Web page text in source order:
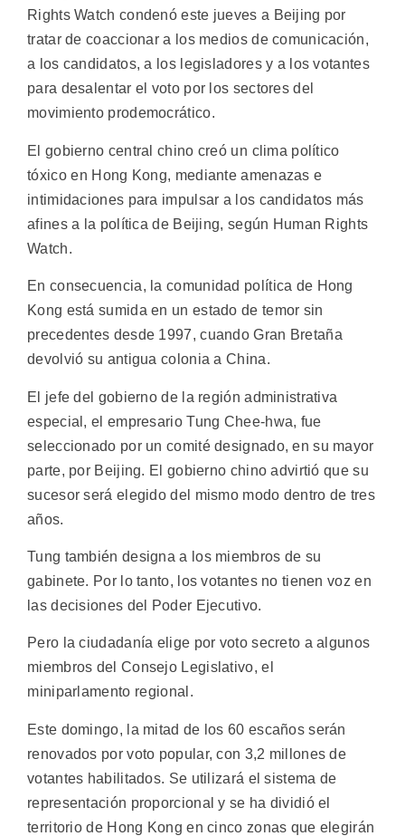
Rights Watch condenó este jueves a Beijing por
tratar de coaccionar a los medios de comunicación,
a los candidatos, a los legisladores y a los votantes
para desalentar el voto por los sectores del
movimiento prodemocrático.
El gobierno central chino creó un clima político
tóxico en Hong Kong, mediante amenazas e
intimidaciones para impulsar a los candidatos más
afines a la política de Beijing, según Human Rights
Watch.
En consecuencia, la comunidad política de Hong
Kong está sumida en un estado de temor sin
precedentes desde 1997, cuando Gran Bretaña
devolvió su antigua colonia a China.
El jefe del gobierno de la región administrativa
especial, el empresario Tung Chee-hwa, fue
seleccionado por un comité designado, en su mayor
parte, por Beijing. El gobierno chino advirtió que su
sucesor será elegido del mismo modo dentro de tres
años.
Tung también designa a los miembros de su
gabinete. Por lo tanto, los votantes no tienen voz en
las decisiones del Poder Ejecutivo.
Pero la ciudadanía elige por voto secreto a algunos
miembros del Consejo Legislativo, el
miniparlamento regional.
Este domingo, la mitad de los 60 escaños serán
renovados por voto popular, con 3,2 millones de
votantes habilitados. Se utilizará el sistema de
representación proporcional y se ha dividió el
territorio de Hong Kong en cinco zonas que elegirán